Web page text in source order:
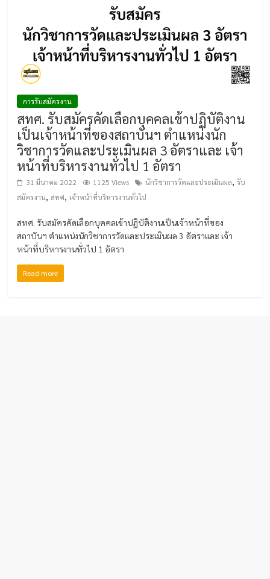
การรับสมัครงาน
สทศ. รับสมัครคัดเลือกบุคคลเข้าปฏิบัติงาน
เป็นเจ้าหน้าที่ของสถาบันฯ ตำแหน่งนัก
วิชาการวัดและประเมินผล 3 อัตราและ เจ้า
หน้าที่บริหารงานทั่วไป 1 อัตรา
31 มีนาคม 2022 1125 Views นักวิชาการวัดและประเมินผล,รับ
สมัครงาน,สทศ, เจ้าหน้าที่บริหารงานทั่วไป
สทศ. รับสมัครคัดเลือกบุคคลเข้าปฏิบัติงานเป็นเจ้าหน้าที่ของ
สถาบันฯ ตำแหน่งนักวิชาการวัดและประเมินผล 3 อัตราและ เจ้า
หน้าที่บริหารงานทั่วไป 1 อัตรา
Read more